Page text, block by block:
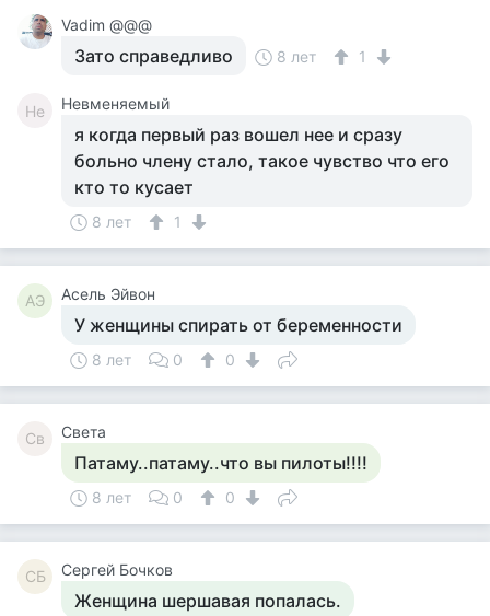
Vadim @@@
Зато справедливо 8 лет 1
Не Невменяемый
я когда первый раз вошел нее и сразу
больно члену стало, такое чувство что его
кто то кусает
8 лет 1
АЭ Асель Эйвон
У женщины спирать от беременности
8 лет 0 0
Св Света
Патаму..патаму..что вы пилоты!!!!
8 лет 0 0
СБ Сергей Бочков
Женщина шершавая попалась.